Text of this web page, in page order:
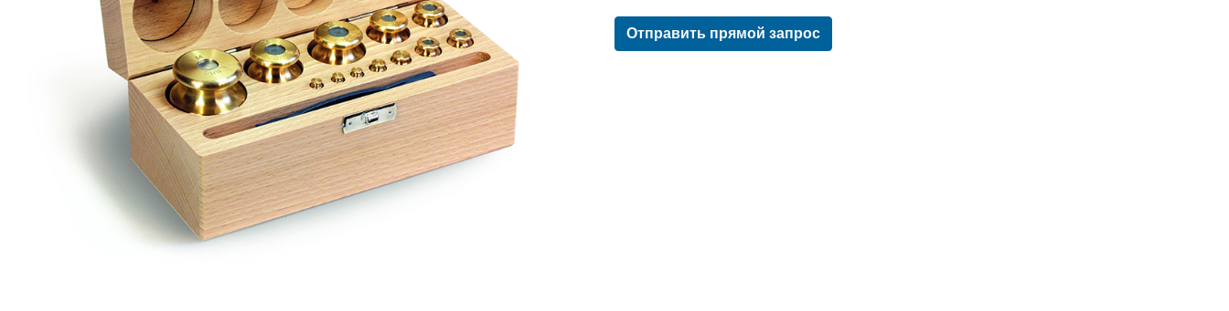
Отправить прямой запрос